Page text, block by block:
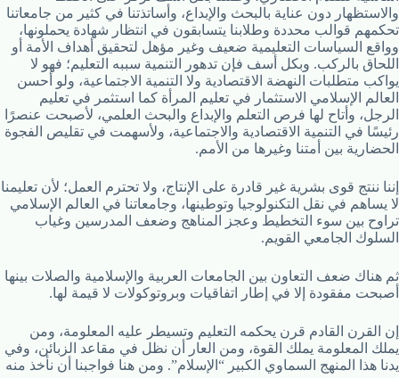
والاستظهار دون عناية بالبحث والإبداع، وأساتذتنا في كثير من جامعاتنا
تحكمهم قوالب محددة وطلابنا يتسابقون في انتظار شهادة يحملونها،
وواقع السياسات التعليمية ضعيف وغير مؤهل لتحقيق أهداف الأمة أو
اللحاق بالركب. وبكل أسف فإن تدهور التنمية سببه التعليم؛ فهو لا
يواكب متطلبات النهضة الاقتصادية ولا التنمية الاجتماعية، ولو أحسن
العالم الإسلامي الاستثمار في تعليم المرأة كما استثمر في تعليم
الرجل، وأتاح لها فرص التعلم والإبداع والبحث العلمي، لأصبحت عنصرًا
رئيسًا في التنمية الاقتصادية والاجتماعية، ولأسهمت في تقليص الفجوة
الحضارية بين أمتنا وغيرها من الأمم.
إننا ننتج قوى بشرية غير قادرة على الإنتاج، ولا تحترم العمل؛ لأن تعليمنا
لا يساهم في نقل التكنولوجيا وتوطينها، وجامعاتنا في العالم الإسلامي
تراوح بين سوء التخطيط وعجز المناهج وضعف المدرسين وغياب
السلوك الجامعي القويم.
ثم هناك ضعف التعاون بين الجامعات العربية والإسلامية والصلات بينها
أصبحت مفقودة إلا في إطار اتفاقيات وبروتوكولات لا قيمة لها.
إن القرن القادم قرن يحكمه التعليم وتسيطر عليه المعلومة، ومن
يملك المعلومة يملك القوة، ومن العار أن نظل في مقاعد الزبائن، وفي
يدنا هذا المنهج السماوي الكبير “الإسلام”. ومن هنا فواجبنا أن نأخذ منه